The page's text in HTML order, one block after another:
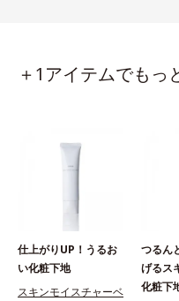
＋1アイテムでもっ
仕上がりUP！うるお
い化粧下地
スキンモイスチャーベ
つるん
げるス
化粧下